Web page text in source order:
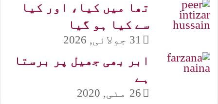
تھا میں کیا، اور کیا
سے کیا ہو گیا
31 جولائی, 2026
ابر بھی جھیل پر برستا
ہے
26 مئی, 2020